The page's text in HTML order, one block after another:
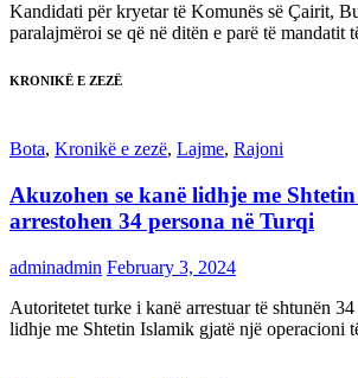
Kandidati për kryetar të Komunës së Çairit,
paralajmëroi se që në ditën e parë të
KRONIKË E ZEZË
Bota, Kronikë e zezë, Lajme, Rajoni
Akuzohen se kanë lidhje me
arrestohen 34 persona në Turqi
adminadmin February 3, 2024
Autoritetet turke i kanë arrestuar të shtunën
lidhje me Shtetin Islamik gjatë një operacioni